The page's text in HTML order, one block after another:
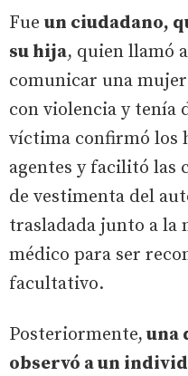
Fue un ciudadano,
su hija, quien llamó
comunicar una
con violencia y tenía
víctima confirmó los
agentes y facilitó las
de vestimenta del
trasladada junto a la
médico para ser
facultativo.
Posteriormente, una
observó a un